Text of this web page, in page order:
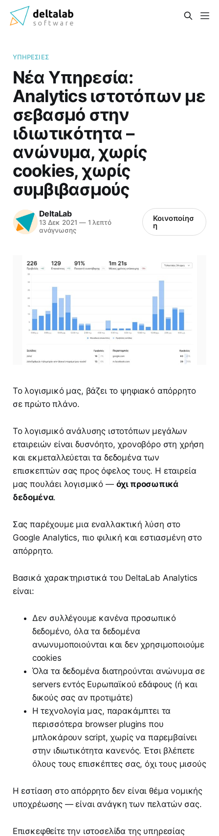
ΥΠΗΡΕΣΊΕΣ
Νέα Υπηρεσία:
Analytics ιστοτόπων με
σεβασμό στην
ιδιωτικότητα –
ανώνυμα, χωρίς
cookies, χωρίς
συμβιβασμούς
DeltaLab
13 Δεκ 2021 —1 λεπτό
ανάγνωσης
Κοινοποίησ
η
Το λογισμικό μας, βάζει το ψηφιακό απόρρητο
σε πρώτο πλάνο.
Το λογισμικό ανάλυσης ιστοτόπων μεγάλων
εταιρειών είναι δυσνόητο, χρονοβόρο στη χρήση
και εκμεταλλεύεται τα δεδομένα των
επισκεπτών σας προς όφελος τους. Η εταιρεία
μας πουλάει λογισμικό — όχι προσωπικά
δεδομένα.
Σας παρέχουμε μια εναλλακτική λύση στο
Google Analytics, πιο φιλική και εστιασμένη στο
απόρρητο.
Βασικά χαρακτηριστικά του DeltaLab Analytics
είναι:
Δεν συλλέγουμε κανένα προσωπικό
δεδομένο, όλα τα δεδομένα
ανωνυμοποιούνται και δεν χρησιμοποιούμε
cookies
Όλα τα δεδομένα διατηρούνται ανώνυμα σε
servers εντός Ευρωπαϊκού εδάφους (ή και
δικούς σας αν προτιμάτε)
Η τεχνολογία μας, παρακάμπτει τα
περισσότερα browser plugins που
μπλοκάρουν script, χωρίς να παρεμβαίνει
στην ιδιωτικότητα κανενός. Έτσι βλέπετε
όλους τους επισκέπτες σας, όχι τους μισούς
Η εστίαση στο απόρρητο δεν είναι θέμα νομικής
υποχρέωσης — είναι ανάγκη των πελατών σας.
Επισκεφθείτε την ιστοσελίδα της υπηρεσίας